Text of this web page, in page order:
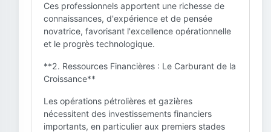
Ces professionnels apportent une richesse de
connaissances, d'expérience et de pensée
novatrice, favorisant l'excellence opérationnelle
et le progrès technologique.
**2. Ressources Financières : Le Carburant de la
Croissance**
Les opérations pétrolières et gazières
nécessitent des investissements financiers
importants, en particulier aux premiers stades